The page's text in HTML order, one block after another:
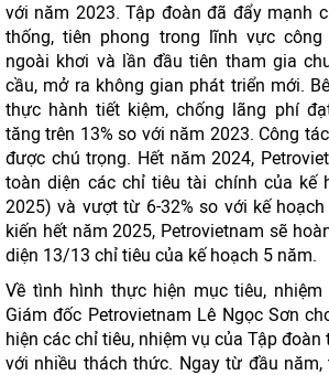
với năm 2023. Tập đoàn đã đẩy mạnh
thống, tiên phong trong lĩnh vực
ngoài khơi và lần đầu tiên tham gia
cầu, mở ra không gian phát triển mới.
thực hành tiết kiệm, chống lãng phí
tăng trên 13% so với năm 2023. Công
được chú trọng. Hết năm 2024,
toàn diện các chỉ tiêu tài chính của kế
2025) và vượt từ 6-32% so với kế
kiến hết năm 2025, Petrovietnam sẽ
diện 13/13 chỉ tiêu của kế hoạch 5 năm.
Về tình hình thực hiện mục tiêu, nhiệm
Giám đốc Petrovietnam Lê Ngọc Sơn
hiện các chỉ tiêu, nhiệm vụ của Tập
với nhiều thách thức. Ngay từ đầu